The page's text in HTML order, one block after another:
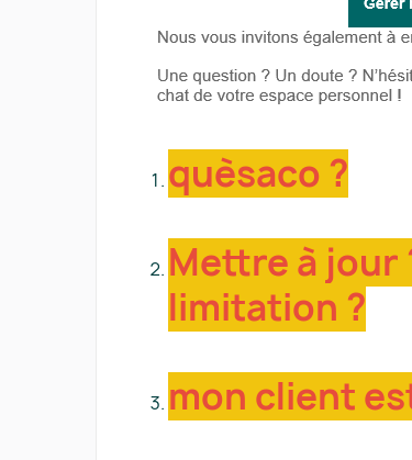
quèsaco ?
Mettre à jour
limitation ?
mon client